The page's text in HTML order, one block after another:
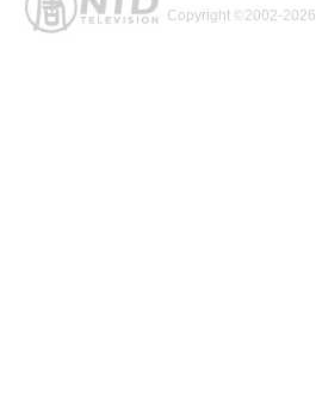
Copyright ©2002-2026